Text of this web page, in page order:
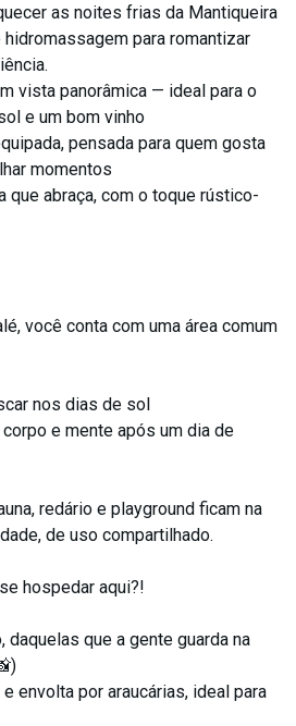
as noites frias da Mantiqueira
para romantizar
vista panorâmica — ideal para o
e um bom vinho
pensada para quem gosta
momentos
que abraça, com o toque rústico-
você conta com uma área comum
nos dias de sol
e mente após um dia de
redário e playground ficam na
de uso compartilhado.
hospedar aqui?!
que a gente guarda na
envolta por araucárias, ideal para